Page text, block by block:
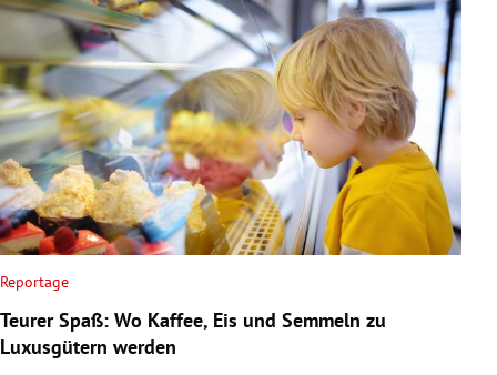
Reportage
Teurer Spaß: Wo Kaffee, Eis und Semmeln zu
Luxusgütern werden